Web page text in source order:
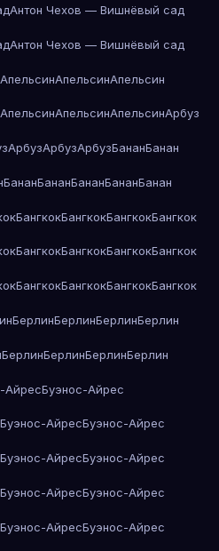
Антон Чехов — Вишнёвый сад
Антон Чехов — Вишнёвый сад
АпельсинАпельсинАпельсин
АпельсинАпельсинАпельсинАрбуз
АрбузАрбузАрбузБананБанан
БананБананБананБананБанан
БангкокБангкокБангкокБангкок
БангкокБангкокБангкокБангкок
БангкокБангкокБангкокБангкок
БерлинБерлинБерлинБерлин
БерлинБерлинБерлинБерлин
АйресБуэнос-Айрес
Буэнос-АйресБуэнос-Айрес
Буэнос-АйресБуэнос-Айрес
Буэнос-АйресБуэнос-Айрес
Буэнос-АйресБуэнос-Айрес